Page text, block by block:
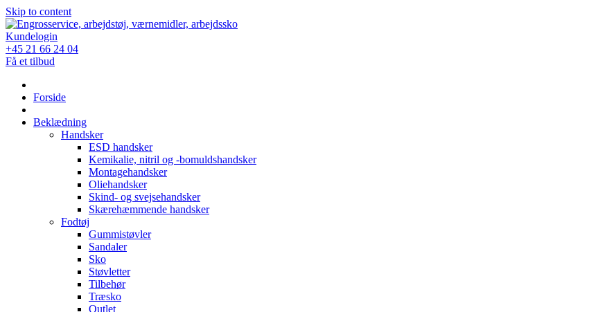
Skip to content
Kundelogin
+45 21 66 24 04
Få et tilbud
Forside
Beklædning
Handsker
ESD handsker
Kemikalie, nitril og -bomuldshandsker
Montagehandsker
Oliehandsker
Skind- og svejsehandsker
Skærehæmmende handsker
Fodtøj
Gummistøvler
Sandaler
Sko
Støvletter
Tilbehør
Træsko
Outlet